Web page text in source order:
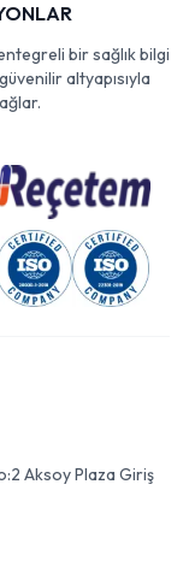
bir sağlık bilgi
altyapısıyla
Aksoy Plaza Giriş